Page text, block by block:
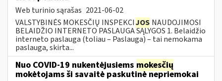
Web turinio sąrašas 2021-06-02
VALSTYBINĖS MOKESČIŲ INSPEKCIJOS NAUDOJIMOSI
BELAIDŽIO INTERNETO PASLAUGA SĄLYGOS 1. Belaidžio
interneto paslauga (toliau – Paslauga) – tai nemokama
paslauga, skirta...
Nuo COVID-19 nukentėjusiems mokesčių
mokėtojams ši savaitė paskutinė nepriemokai